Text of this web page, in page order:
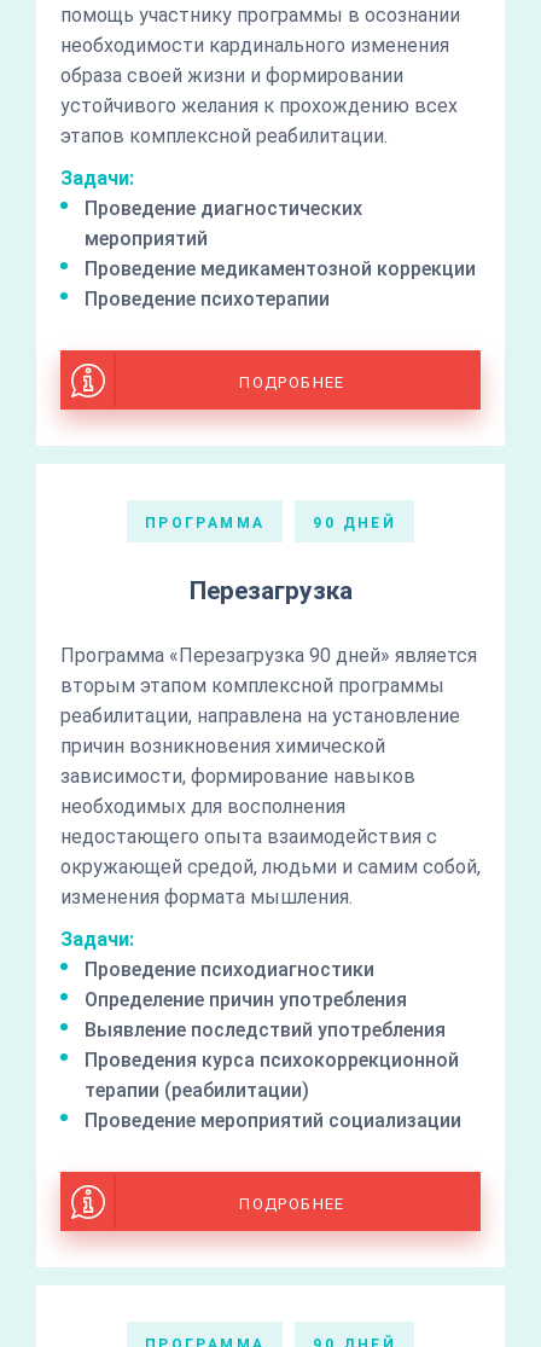
помощь участнику программы в осознании
необходимости кардинального изменения
образа своей жизни и формировании
устойчивого желания к прохождению всех
этапов комплексной реабилитации.
Задачи:
Проведение диагностических
мероприятий
Проведение медикаментозной коррекции
Проведение психотерапии
ПОДРОБНЕЕ
ПРОГРАММА 90 ДНЕЙ
Перезагрузка
Программа «Перезагрузка 90 дней» является
вторым этапом комплексной программы
реабилитации, направлена на установление
причин возникновения химической
зависимости, формирование навыков
необходимых для восполнения
недостающего опыта взаимодействия с
окружающей средой, людьми и самим собой,
изменения формата мышления.
Задачи:
Проведение психодиагностики
Определение причин употребления
Выявление последствий употребления
Проведения курса психокоррекционной
терапии (реабилитации)
Проведение мероприятий социализации
ПОДРОБНЕЕ